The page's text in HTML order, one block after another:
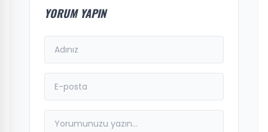
YORUM YAPIN